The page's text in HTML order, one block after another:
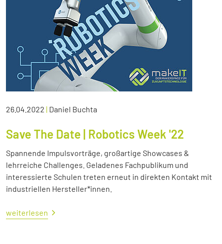
26.04.2022 | Daniel Buchta
Save The Date | Robotics Week '22
Spannende Impulsvorträge, großartige Showcases &
lehrreiche Challenges. Geladenes Fachpublikum und
interessierte Schulen treten erneut in direkten Kontakt mit
industriellen Hersteller*innen.
weiterlesen